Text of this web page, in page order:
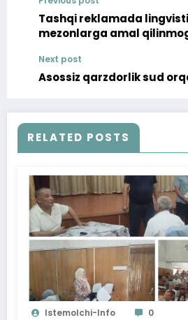
Tashqi reklamada
mezonlarga amal
Next post
Asossiz qarzdorlik sud
RELATED POSTS
Istemolchi-Info 0